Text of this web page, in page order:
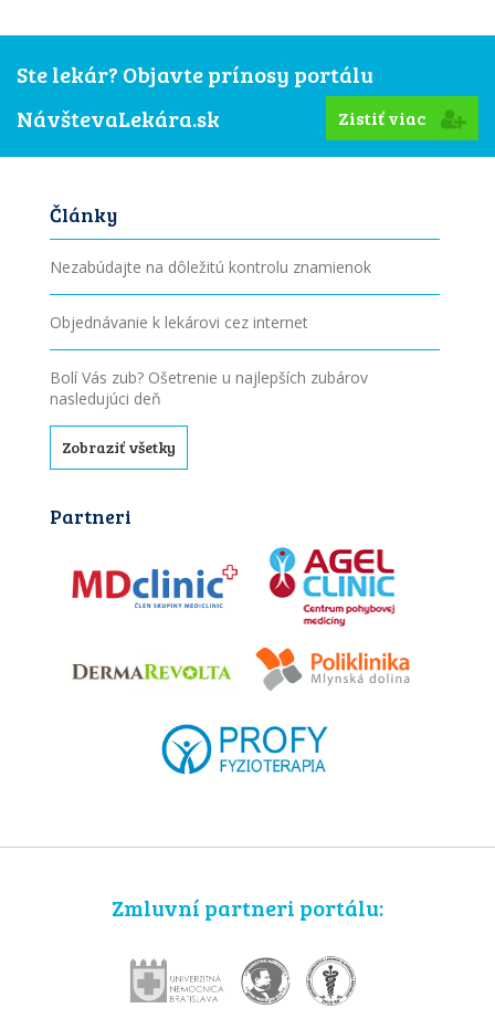
Ste lekár? Objavte prínosy portálu
NávštevaLekára.sk
Zistiť viac
Články
Nezabúdajte na dôležitú kontrolu znamienok
Objednávanie k lekárovi cez internet
Bolí Vás zub? Ošetrenie u najlepších zubárov
nasledujúci deň
Zobraziť všetky
Partneri
Zmluvní partneri portálu: